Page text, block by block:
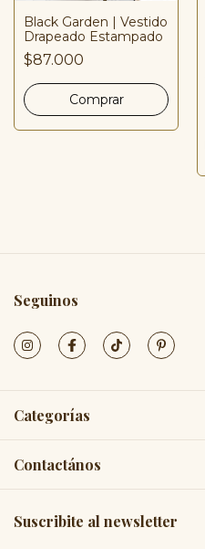
Black Garden | Vestido
Drapeado Estampado
$87.000
Seguinos
Categorías
Contactános
Suscribite al newsletter